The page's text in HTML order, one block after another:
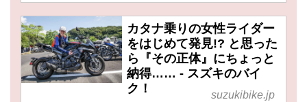
カタナ乗りの女性ライダー
をはじめて発見!? と思った
ら『その正体』にちょっと
納得…… - スズキのバイ
ク！
suzukibike.jp